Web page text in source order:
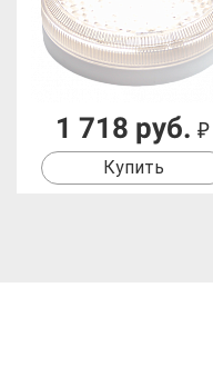
1 718 руб. ₽
Купить